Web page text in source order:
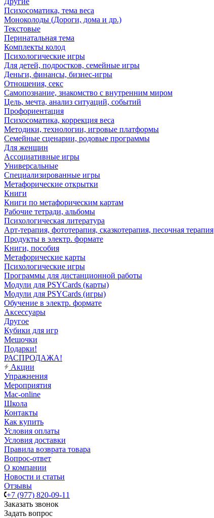
Психосоматика, тема веса
Моноколоды (Дороги, дома и др.)
Текстовые
Перинатальная тема
Комплекты колод
Психологические игры
Для детей, подростков, семейные игры
Деньги, финансы, бизнес-игры
Отношения, секс
Самопознание, знакомство с внутренним миром
Цель, мечта, анализ ситуаций, событий
Профориентация
Психосоматика, коррекция веса
Методики, технологии, игровые платформы
Семейные сценарии, родовые программы
Для женщин
Ассоциативные игры
Универсальные
Специализированные игры
Метафорические открытки
Книги
Книги по метафорическим картам
Рабочие тетради, альбомы
Психологическая литература
Арт-терапия, фототерапия, сказкотерапия, песочная терапия
Продукты в электр. формате
Книги, пособия
Метафорические карты
Психологические игры
Программы для дистанционной работы
Модули для PSYCards (карты)
Модули для PSYCards (игры)
Обучение в электр. формате
Аксессуары
Другое
Кубики для игр
Мешочки
Подарки!
РАСПРОДАЖА!
Акции
Упражнения
Мероприятия
Mac-online
Школа
Контакты
Как купить
Условия оплаты
Условия доставки
Правила возврата товара
Вопрос-ответ
О компании
Новости и статьи
Отзывы
+7 (977) 820-09-11
Заказать звонок
Задать вопрос